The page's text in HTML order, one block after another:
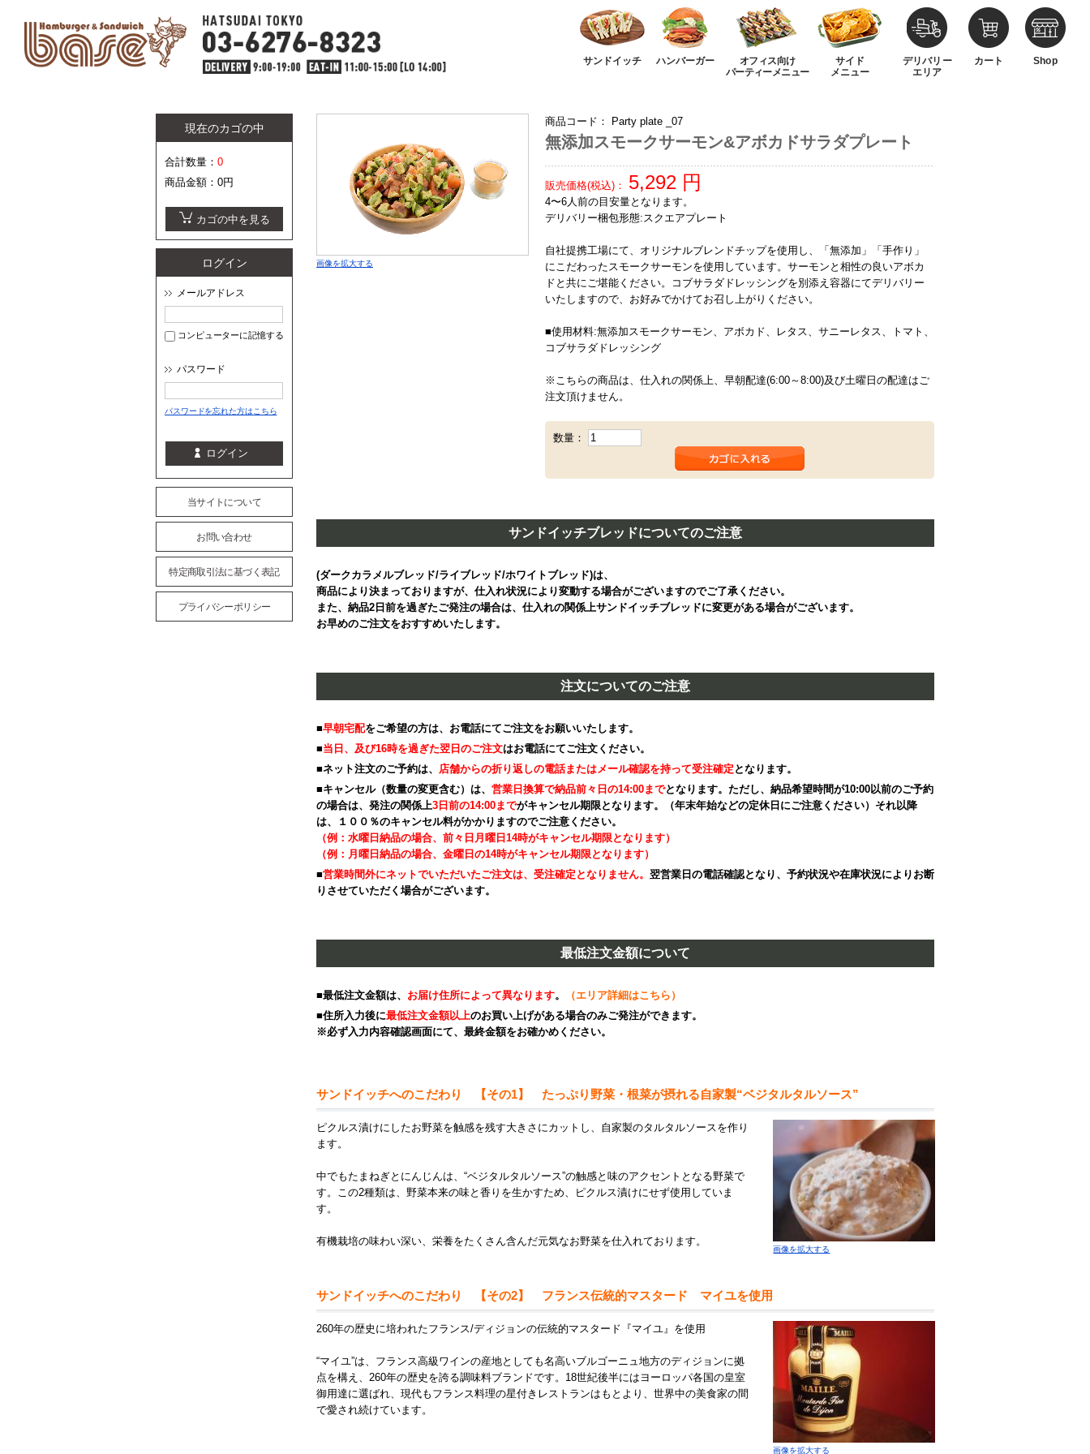
サンドイッチ ハンバーガー
オフィス向け
パーティーメニュー
サイド
メニュー
デリバリー
エリア
カート Shop
現在のカゴの中
合計数量： 0
商品金額： 0円
カゴの中を見る
ログイン
メールアドレス
コンピューターに記憶する
パスワード
パスワードを忘れた方はこちら
当サイトについて
お問い合わせ
特定商取引法に基づく表記
プライバシーポリシー
画像を拡大する
商品コード： Party plate _07
無添加スモークサーモン&アボカドサラダプレート
販売価格(税込)： 5,292円
4〜6人前の目安量となります。
デリバリー梱包形態:スクエアプレート
自社提携工場にて、オリジナルブレンドチップを使用し、「無添加」「手作り」
にこだわったスモークサーモンを使用しています。サーモンと相性の良いアボカ
ドと共にご堪能ください。コブサラダドレッシングを別添え容器にてデリバリー
いたしますので、お好みでかけてお召し上がりください。
■使用材料:無添加スモークサーモン、アボカド、レタス、サニーレタス、トマト、
コブサラダドレッシング
※こちらの商品は、仕入れの関係上、早朝配達(6:00～8:00)及び土曜日の配達はご
注文頂けません。
数量：
サンドイッチブレッドについてのご注意
(ダークカラメルブレッド/ライブレッド/ホワイトブレッド)は、
商品により決まっておりますが、仕入れ状況により変動する場合がございますのでご了承ください。
また、納品2日前を過ぎたご発注の場合は、仕入れの関係上サンドイッチブレッドに変更がある場合がございます。
お早めのご注文をおすすめいたします。
注文についてのご注意
■早朝宅配をご希望の方は、お電話にてご注文をお願いいたします。
■当日、及び16時を過ぎた翌日のご注文はお電話にてご注文ください。
■ネット注文のご予約は、 店舗からの折り返しの電話またはメール確認を持って受注確定 となります。
■キャンセル（数量の変更含む）は、 営業日換算で納品前々日の14:00までとなります。ただし、納品希望時間が10:00以前のご予約
の場合は、発注の関係上3日前の14:00までがキャンセル期限となります。（年末年始などの定休日にご注意ください）それ以降
は、１００％のキャンセル料がかかりますのでご注意ください。
（例：水曜日納品の場合、前々日月曜日14時がキャンセル期限となります）
（例：月曜日納品の場合、金曜日の14時がキャンセル期限となります）
■営業時間外にネットでいただいたご注文は、受注確定となりません。 翌営業日の電話確認となり、予約状況や在庫状況によりお断
りさせていただく場合がございます。
最低注文金額について
■最低注文金額は、 お届け住所によって異なります。
（エリア詳細はこちら）
■住所入力後に最低注文金額以上のお買い上げがある場合のみご発注ができます。
※必ず入力内容確認画面にて、最終金額をお確かめください。
サンドイッチへのこだわり 【その1】 たっぷり野菜・根菜が摂れる自家製“ベジタルタルソース”
ピクルス漬けにしたお野菜を触感を残す大きさにカットし、自家製のタルタルソースを作り
ます。
中でもたまねぎとにんじんは、“ベジタルタルソース”の触感と味のアクセントとなる野菜で
す。この2種類は、野菜本来の味と香りを生かすため、ピクルス漬けにせず使用していま
す。
有機栽培の味わい深い、栄養をたくさん含んだ元気なお野菜を仕入れております。
画像を拡大する
サンドイッチへのこだわり 【その2】 フランス伝統的マスタード マイユを使用
260年の歴史に培われたフランス/ディジョンの伝統的マスタード『マイユ』を使用
“マイユ”は、フランス高級ワインの産地としても名高いブルゴーニュ地方のディジョンに拠
点を構え、260年の歴史を誇る調味料ブランドです。18世紀後半にはヨーロッパ各国の皇室
御用達に選ばれ、現代もフランス料理の星付きレストランはもとより、世界中の美食家の間
で愛され続けています。
画像を拡大する